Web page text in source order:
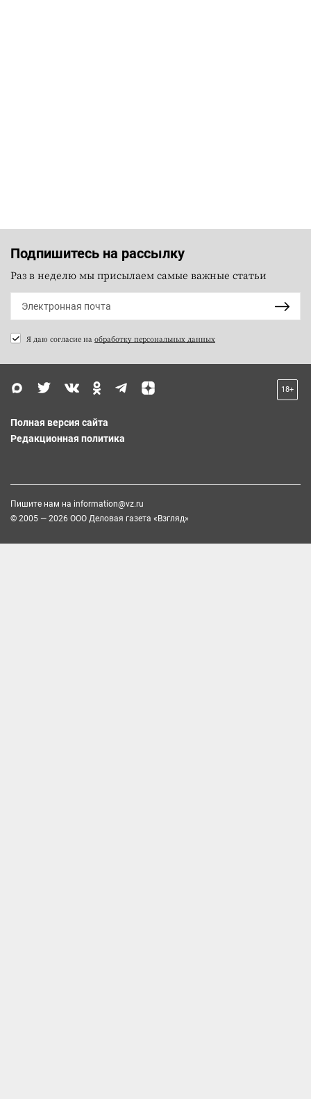
Подпишитесь на рассылку
Раз в неделю мы присылаем самые важные статьи
Я даю согласие на обработку персональных данных
18+
Полная версия сайта
Редакционная политика
Пишите нам на information@vz.ru
© 2005 — 2026 ООО Деловая газета «Взгляд»